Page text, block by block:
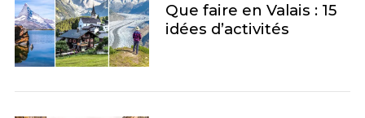
Que faire en Valais : 15
idées d’activités